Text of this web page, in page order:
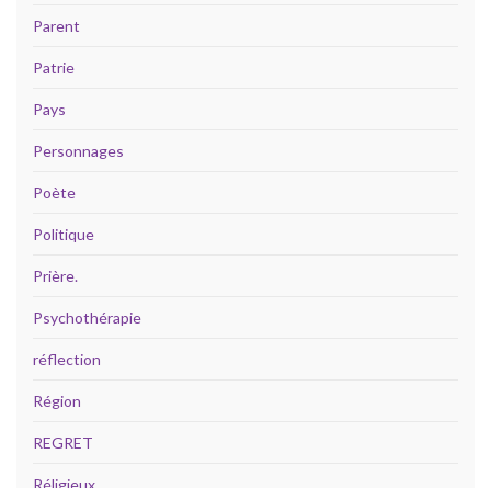
Parent
Patrie
Pays
Personnages
Poète
Politique
Prière.
Psychothérapie
réflection
Région
REGRET